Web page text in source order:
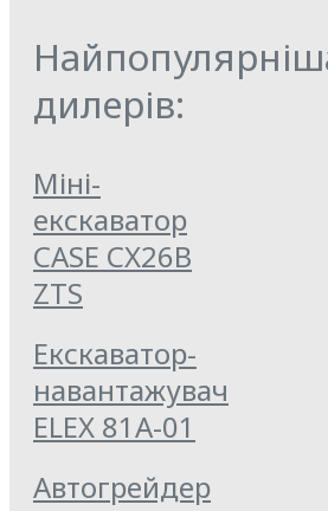
дилерів:
Міні-
екскаватор
CASE CX26B
ZTS
Екскаватор-
навантажувач
ELEX 81А-01
Автогрейдер